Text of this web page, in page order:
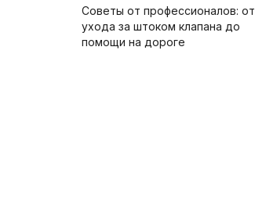
Советы от профессионалов: от
ухода за штоком клапана до
помощи на дороге